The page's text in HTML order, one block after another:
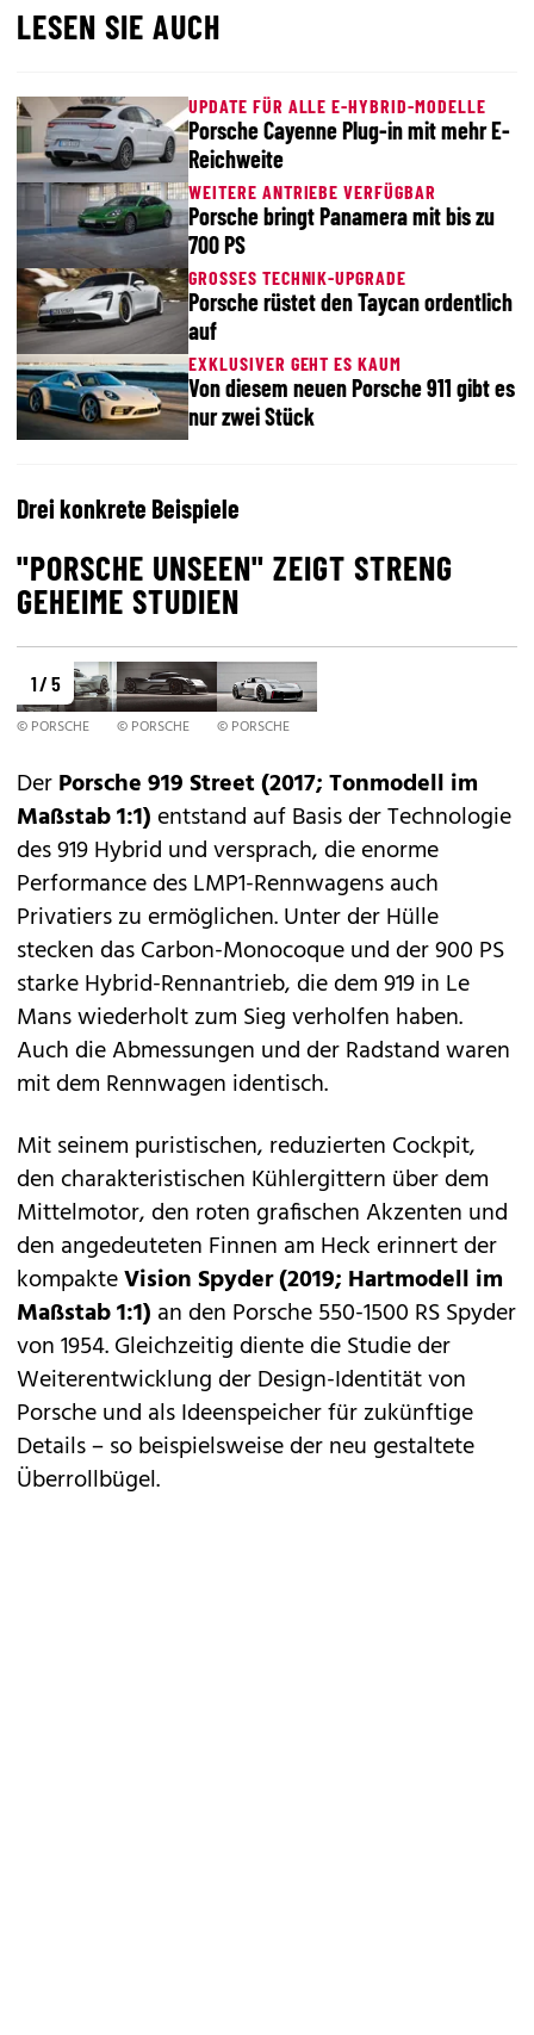
LESEN SIE AUCH
UPDATE FÜR ALLE E-HYBRID-MODELLE
Porsche Cayenne Plug-in mit mehr E-
Reichweite
WEITERE ANTRIEBE VERFÜGBAR
Porsche bringt Panamera mit bis zu
700 PS
GROSSES TECHNIK-UPGRADE
Porsche rüstet den Taycan ordentlich
auf
EXKLUSIVER GEHT ES KAUM
Von diesem neuen Porsche 911 gibt es
nur zwei Stück
Drei konkrete Beispiele
"PORSCHE UNSEEN" ZEIGT STRENG
GEHEIME STUDIEN
1 / 5
© PORSCHE © PORSCHE © PORSCHE
DerPorsche 919 Street(2017; Tonmodell im
Maßstab 1:1)entstand auf Basis der Technologie
des919 Hybrid und versprach, die enorme
Performance des LMP1-Rennwagens auch
Privatiers zu ermöglichen. Unter der Hülle
stecken das Carbon-Monocoque und der 900 PS
starke Hybrid-Rennantrieb, die dem 919 in Le
Mans wiederholt zum Sieg verholfen haben.
Auch die Abmessungen und der Radstand waren
mit dem Rennwagen identisch.
Mit seinem puristischen, reduzierten Cockpit,
den charakteristischen Kühlergittern über dem
Mittelmotor, den roten grafischen Akzenten und
den angedeuteten Finnen am Heck erinnert der
kompakteVision Spyder(2019; Hartmodell im
Maßstab 1:1) an den Porsche 550-1500 RS Spyder
von 1954. Gleichzeitig diente die Studie der
Weiterentwicklung der Design-Identität von
Porsche und als Ideenspeicher für zukünftige
Details – so beispielsweise der neu gestaltete
Überrollbügel.